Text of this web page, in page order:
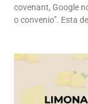
covenant, Google
o convenio”. Esta